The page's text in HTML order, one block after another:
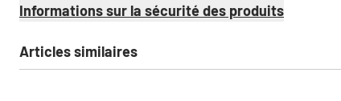
Informations sur la sécurité des produits
Articles similaires